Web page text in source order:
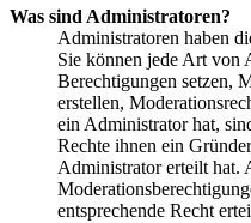
Was sind Administratoren?
Administratoren haben
Sie können jede Art von
Berechtigungen setzen,
erstellen,
ein Administrator hat,
Rechte ihnen ein
Administrator erteilt hat.
entsprechende Recht